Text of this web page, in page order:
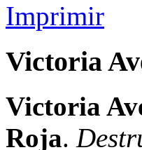
Imprimir
Victoria
Victoria
Roja.